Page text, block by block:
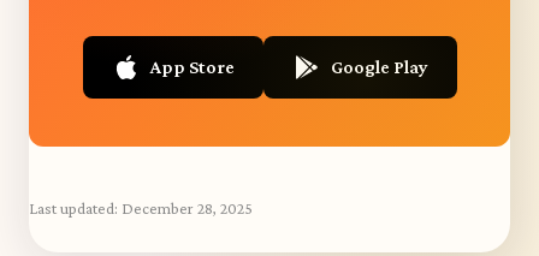
App Store Google Play
Last updated: December 28, 2025